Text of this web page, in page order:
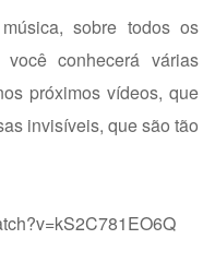
sobre todos os
conhecerá várias
próximos vídeos, que
invisíveis, que são tão